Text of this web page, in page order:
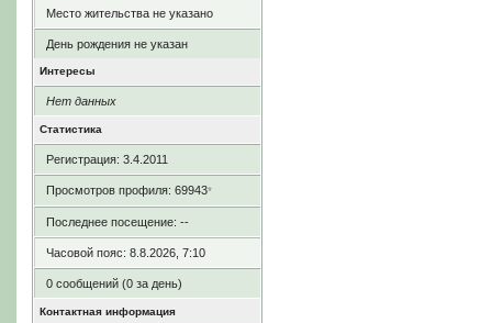
Место жительства не указано
День рождения не указан
Интересы
Нет данных
Статистика
Регистрация: 3.4.2011
Просмотров профиля: 69943*
Последнее посещение: --
Часовой пояс: 8.8.2026, 7:10
0 сообщений (0 за день)
Контактная информация